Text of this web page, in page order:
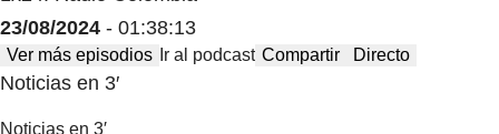
23/08/2024 - 01:38:13
Ver más episodios Ir al podcast Compartir Directo
Noticias en 3′
Noticias en 3′